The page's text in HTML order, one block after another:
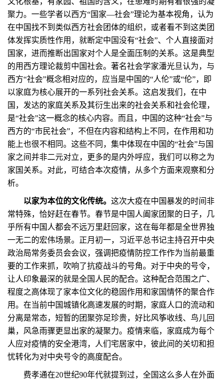
聚力。一些学者以西方“国家—社会”理论为基本视角，认为
在中国找不到类似西方社会团体的组织，或者看不到这类团
体发挥实质性作用，就断定中国没有“社会”、个人直接面对
国家，进而推断出国家对个人是全面压制的关系。这是典型
的用西方理论裁剪中国社会。著名社会学家潘光旦认为，与
西方“社会”概念相对应的，应当是中国的“人伦”或“伦”，即
以家庭为核心展开的一系列社会关系。这启发我们，在中
国，发达的家庭关系及其衍生出来的社会关系和社会伦理，
是“社会”这一概念的核心内容。而且，中国的这种“社会”与
西方的“市民社会”，不但在内容和结构上不同，在作用和功
能上也很不相同。这些不同，集中体现在中国的“社会”与国
家之间并非二元对立，更多的是内外呼应，我们可以称之为
家国关系。对此，可结合本次疫情，从多个方面来观察和分
析。
以家为本位的文化传统。 这次大疫在中国暴发的时间非
常特殊，恰好赶在春节。春节是中国人阖家团聚的日子，几
乎所有中国人都会不远万里赶回家，这在每年都是全世界独
一无二的宏伟场景。正月初一，习近平总书记主持召开中央
政治局常务委员会会议，强调把疫情防控工作作为当前最重
要的工作来抓，吹响了抗疫战斗的号角。对于中央的号令，
让人印象最深的就是全国人民的配合。这种配合范围之广、
程度之高体现了家本位文化的稳固作用和家国情怀的聚合作
用。在当前中国城镇化高速发展的时期，家庭人口的流动和
分离是常态，短暂的团聚弥足珍贵，好比风筝收线、鸟儿回
巢，风急雨骤更显出家的凝聚力。疫情来临，家庭成为每个
人应对疫情的安全港湾，人们宅居家中，彼此间的关切和担
忧转化为对中央号令的高度配合。
费孝通在20世纪90年代就提到过，全国这么多人在外面